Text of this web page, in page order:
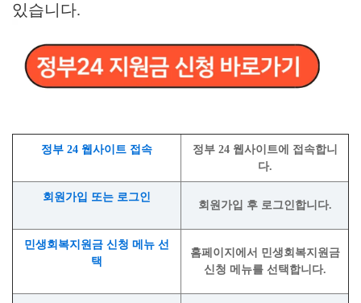
있습니다.
정부 24 웹사이트 접속
정부 24 웹사이트에 접속합니
다.
회원가입 또는 로그인
회원가입 후 로그인합니다.
민생회복지원금 신청 메뉴 선
택
홈페이지에서 민생회복지원금
신청 메뉴를 선택합니다.